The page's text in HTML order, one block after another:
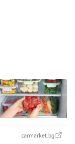
carmarket.bg